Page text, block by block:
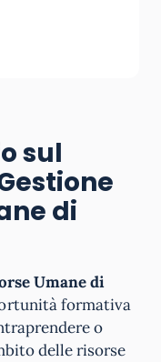
sul
di
Umane di
formativa
o
delle risorse